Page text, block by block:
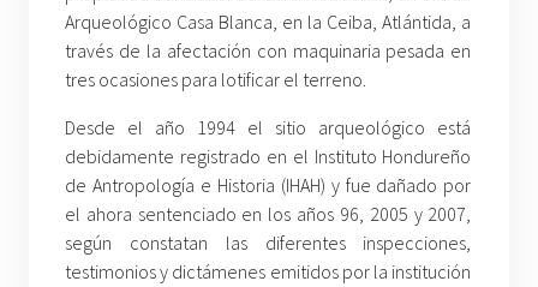
Arqueológico Casa Blanca, en la Ceiba, Atlántida, a
través de la afectación con maquinaria pesada en
tres ocasiones para lotificar el terreno.
Desde el año 1994 el sitio arqueológico está
debidamente registrado en el Instituto Hondureño
de Antropología e Historia (IHAH) y fue dañado por
el ahora sentenciado en los años 96, 2005 y 2007,
según constatan las diferentes inspecciones,
testimonios y dictámenes emitidos por la institución